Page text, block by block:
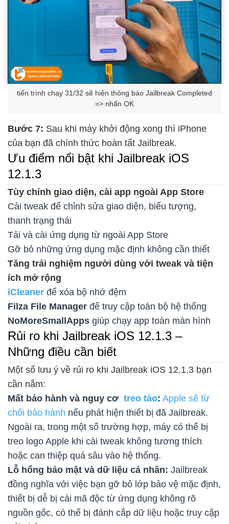
tiến trình chạy 31/32 sẽ hiện thông báo Jailbreak Completed
=> nhấn OK
Bước 7: Sau khi máy khởi động xong thì iPhone
của bạn đã chính thức hoàn tất Jailbreak.
Ưu điểm nổi bật khi Jailbreak iOS
12.1.3
Tùy chỉnh giao diện, cài app ngoài App Store
Cài tweak để chỉnh sửa giao diện, biểu tượng,
thanh trạng thái
Tải và cài ứng dụng từ ngoài App Store
Gỡ bỏ những ứng dụng mặc định không cần thiết
Tăng trải nghiệm người dùng với tweak và tiện
ích mở rộng
iCleaner để xóa bộ nhớ đệm
Filza File Manager để truy cập toàn bộ hệ thống
NoMoreSmallApps giúp chạy app toàn màn hình
Rủi ro khi Jailbreak iOS 12.1.3 –
Những điều cần biết
Một số lưu ý về rủi ro khi Jailbreak iOS 12.1.3 bạn
cần nắm:
Mất bảo hành và nguy cơ treo táo: Apple sẽ từ
chối bảo hành nếu phát hiện thiết bị đã Jailbreak.
Ngoài ra, trong một số trường hợp, máy có thể bị
treo logo Apple khi cài tweak không tương thích
hoặc can thiệp quá sâu vào hệ thống.
Lỗ hổng bảo mật và dữ liệu cá nhân: Jailbreak
đồng nghĩa với việc bạn gỡ bỏ lớp bảo vệ mặc định,
thiết bị dễ bị cài mã độc từ ứng dụng không rõ
nguồn gốc, có thể bị đánh cắp dữ liệu hoặc truy cập